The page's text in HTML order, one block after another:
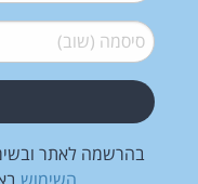
סיסמה (שוב)*
בהרשמה לאתר